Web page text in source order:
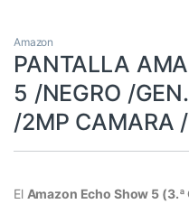
Amazon
PANTALLA
5 /NEGRO /
/2MP
El Amazon Echo Show 5